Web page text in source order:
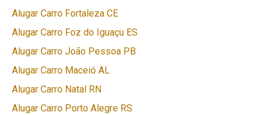
Alugar Carro Fortaleza CE
Alugar Carro Foz do Iguaçu ES
Alugar Carro João Pessoa PB
Alugar Carro Maceió AL
Alugar Carro Natal RN
Alugar Carro Porto Alegre RS